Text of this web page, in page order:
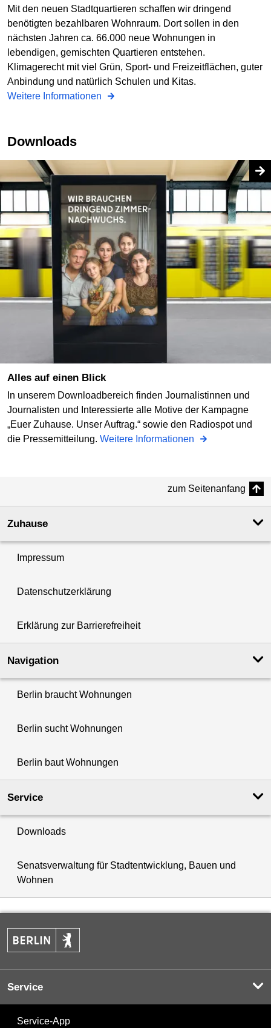
Mit den neuen Stadtquartieren schaffen wir dringend
benötigten bezahlbaren Wohnraum. Dort sollen in den
nächsten Jahren ca. 66.000 neue Wohnungen in
lebendigen, gemischten Quartieren entstehen.
Klimagerecht mit viel Grün, Sport- und Freizeitflächen, guter
Anbindung und natürlich Schulen und Kitas.
Weitere Informationen
Downloads
Alles auf einen Blick
In unserem Downloadbereich finden Journalistinnen und
Journalisten und Interessierte alle Motive der Kampagne
„Euer Zuhause. Unser Auftrag.“ sowie den Radiospot und
die Pressemitteilung. Weitere Informationen
zum Seitenanfang
Zuhause
Impressum
Datenschutzerklärung
Erklärung zur Barrierefreiheit
Navigation
Berlin braucht Wohnungen
Berlin sucht Wohnungen
Berlin baut Wohnungen
Service
Downloads
Senatsverwaltung für Stadtentwicklung, Bauen und
Wohnen
Service
Service-App